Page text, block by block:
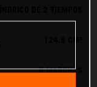
6 MARCHAS